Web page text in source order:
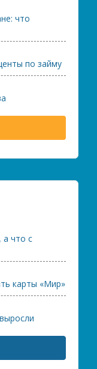
что
по займу
а что с
карты «Мир»